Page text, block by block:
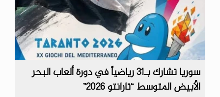
سوريا تشارك بـ31 رياضياً في دورة ألعاب البحر
الأبيض المتوسط “تارانتو 2026”